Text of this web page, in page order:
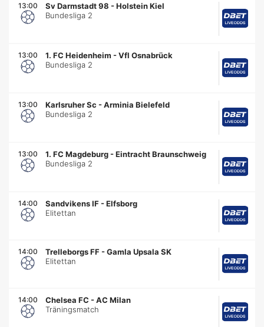
13:00 Sv Darmstadt 98 -Holstein Kiel
Bundesliga 2
13:00 1. FC Heidenheim -Vfl Osnabrück
Bundesliga 2
13:00 Karlsruher Sc -Arminia Bielefeld
Bundesliga 2
13:00 1. FC Magdeburg -Eintracht Braunschweig
Bundesliga 2
14:00 Sandvikens IF -Elfsborg
Elitettan
14:00 Trelleborgs FF -Gamla Upsala SK
Elitettan
14:00 Chelsea FC -AC Milan
Träningsmatch